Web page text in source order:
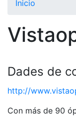
Historia
Cronología
Presidentes
Organización
Inicio
Dades de
http://
Con más de 90